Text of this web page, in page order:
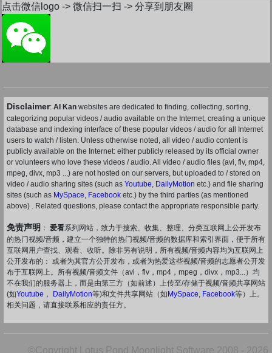
点击微信logo -> 微信扫一扫 -> 分享到朋友圈
Disclaimer: AI Kan websites are dedicated to finding, collecting, sorting,
categorizing popular videos / audio available on the Internet, creating a unique
database and indexing interface of these popular videos / audio for all Internet
users to watch / listen. Unless otherwise noted, all video / audio content is
publicly available on the Internet: either publicly released by its official owner
or volunteers who love these videos / audio. All video / audio files (avi, flv, mp4,
mpeg, divx, mp3 ...) are not hosted on our servers, but uploaded to / stored on
video / audio sharing sites (such as Youtube DailyMotion etc.) and file sharing
sites (such as MySpace Facebook etc.) by the third parties (as mentioned
above) . Related questions, please contact the appropriate responsible party.
免责声明 ： 爱看系列网站，致力于搜索、收集、整理、分类互联网上公开发布
的热门视频/音频，建立一个独特的热门视频/音频的数据库和索引界面，便于所有
互联网用户查找、观看、收听。除非另有说明，所有视频/音频内容均为互联网上
公开发布的： 或者为其官方公开发布，或者为热爱这些视频/音频的志愿者公开发
布于互联网上。所有视频/音频文件（avi，flv，mp4，mpeg，divx，mp3...）均
不在我们的服务器上，而是由第三方（如前述）上传至/存储于视频/音频共享网站
(如Youtube ， DailyMotion等)和文件共享网站（如MySpace Facebook等）上。
相关问题，请直接联系相应的责任方。
©Copyright Lotus Pond Moonlight Software 2008 - 2026